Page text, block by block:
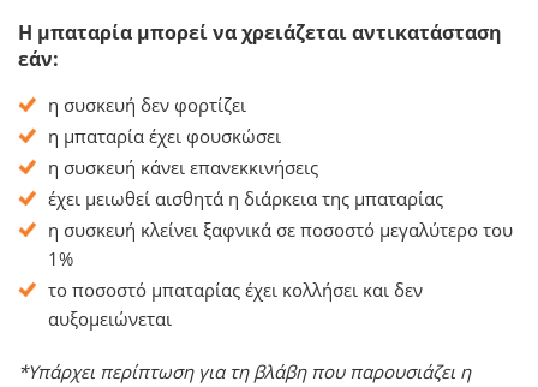
Η μπαταρία μπορεί να χρειάζεται αντικατάσταση
εάν:
η συσκευή δεν φορτίζει
η μπαταρία έχει φουσκώσει
η συσκευή κάνει επανεκκινήσεις
έχει μειωθεί αισθητά η διάρκεια της μπαταρίας
η συσκευή κλείνει ξαφνικά σε ποσοστό μεγαλύτερο του
1%
το ποσοστό μπαταρίας έχει κολλήσει και δεν
αυξομειώνεται
*Υπάρχει περίπτωση για τη βλάβη που παρουσιάζει η